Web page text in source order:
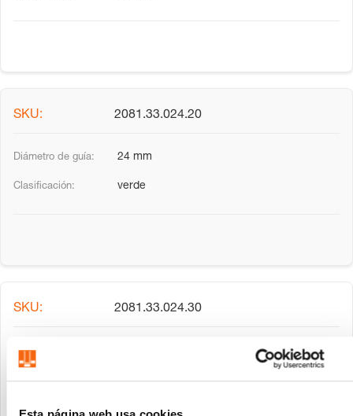
2081.33.024.20
24 mm
verde
2081.33.024.30
rojo